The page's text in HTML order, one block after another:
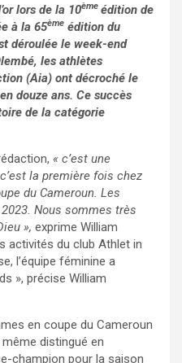
lors de la 10ème édition de
à la 65ème édition du
déroulée le week-end
les athlètes
(Aia) ont décroché le
douze ans. Ce succès
de la catégorie
« c’est une
la première fois chez
du Cameroun. Les
Nous sommes très
», exprime William
activités du club Athlet in
l’équipe féminine a
», précise William
en coupe du Cameroun
distingué en
champion pour la saison